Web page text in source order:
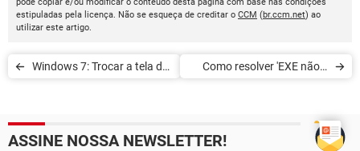
estipuladas pela licença. Não se esqueça de creditar o CCM (br.ccm.net) ao
utilizar este artigo.
Windows 7: Trocar a tela de
Como resolver 'EXE não é
ASSINE NOSSA NEWSLETTER!